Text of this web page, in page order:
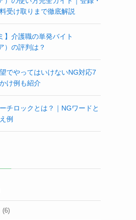
受け取りまで徹底解説
】介護職の単発バイト
）の評判は？
でやってはいけないNG対応7
け例も紹介
チロックとは？｜NGワードと
例
(6)